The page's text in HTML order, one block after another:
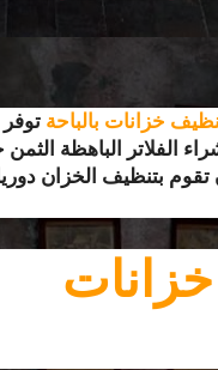
خزانات بالباحة توفر
الفلاتر الباهظة
بتنظيف الخزان